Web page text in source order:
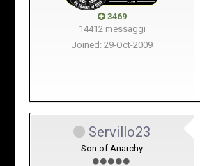
3469
14412 messaggi
Joined: 29-Oct-2009
Servillo23
Son of Anarchy